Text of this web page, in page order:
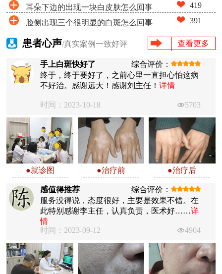
耳朵下边的出现一块白皮肤怎么回事 419
脸侧出现三个很明显的白斑怎么回事 391
患者心声/真实案例一致好评 查看更多
手上白斑快好了
综合评价：
终于，终于要好了，之前心里一直担心怕这病
不好治。感谢远大！感谢刘主任！详情
时间：2023-10-18 5703
●就诊图 ●治疗前 ●治疗后
感值得推荐
综合评价：
服务没得说，态度很好，主要是效果不错。在
此特别感谢李主任，认真负责，医术好……详
情
时间：2023-09-12
4904